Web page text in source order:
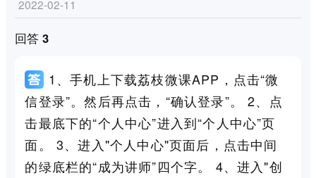
2022-02-11
回答 3
1、手机上下载荔枝微课APP，点击“微
信登录”。然后再点击，“确认登录”。 2、点
击最底下的“个人中心”进入到“个人中心”页
面。 3、进入"个人中心"页面后，点击中间
的绿底栏的“成为讲师”四个字。 4、进入"创